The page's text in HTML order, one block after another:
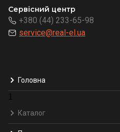
Сервісний центр
+380 (44) 233-65-98
service@real-el.ua
Головна
1
Каталог